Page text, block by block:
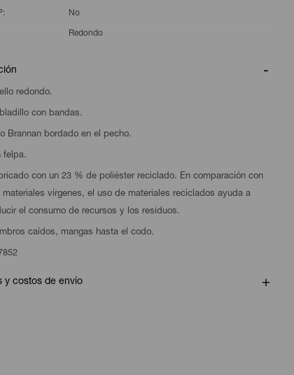
No
Redondo
redondo.
con bandas.
Brannan bordado en el pecho.
felpa.
con un 23 % de poliéster reciclado. En comparación con
materiales vírgenes, el uso de materiales reciclados ayuda a
el consumo de recursos y los residuos.
caídos, mangas hasta el codo.
y costos de envío